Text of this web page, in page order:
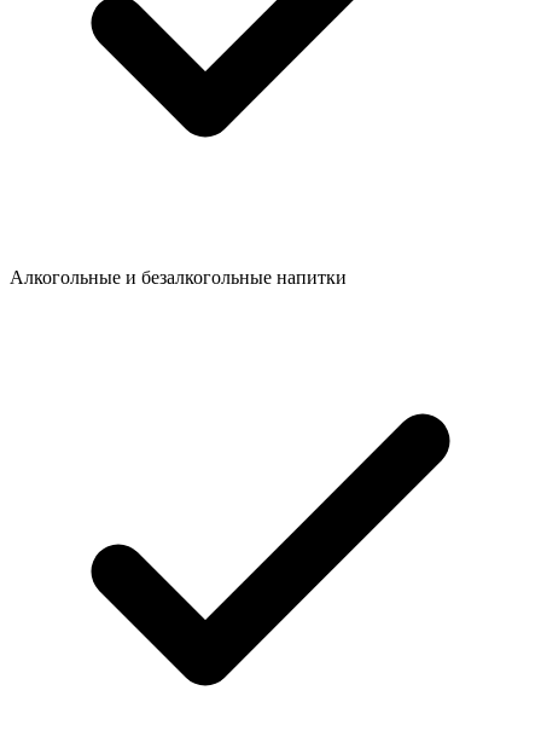
Алкогольные и безалкогольные напитки